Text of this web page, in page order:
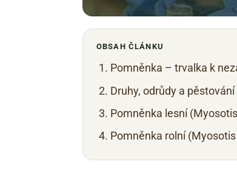
OBSAH ČLÁNKU
Pomněnka – trvalka k
Druhy, odrůdy a
Pomněnka lesní
Pomněnka rolní